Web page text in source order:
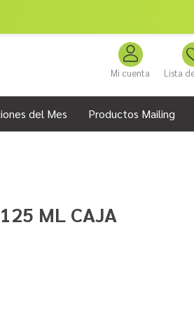
Mi cuenta Lista
del Mes Productos Mailing
ML CAJA